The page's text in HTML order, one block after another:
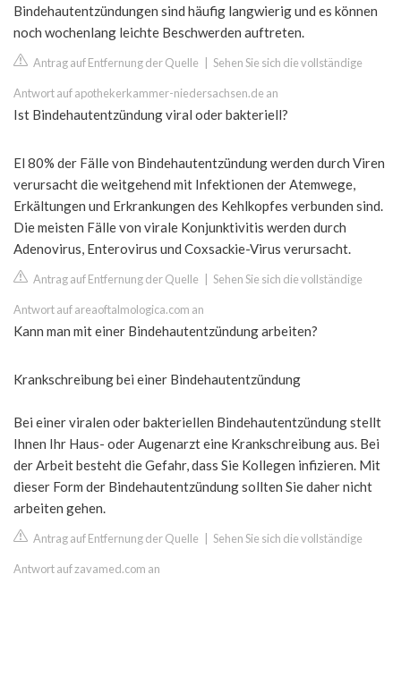
Bindehautentzündungen sind häufig langwierig und es können
noch wochenlang leichte Beschwerden auftreten.
Antrag auf Entfernung der Quelle Sehen Sie sich die vollständige
Antwort auf apothekerkammer-niedersachsen.de an
Ist Bindehautentzündung viral oder bakteriell?
El 80% der Fälle von Bindehautentzündung werden durch Viren
verursacht die weitgehend mit Infektionen der Atemwege,
Erkältungen und Erkrankungen des Kehlkopfes verbunden sind.
Die meisten Fälle von virale Konjunktivitis werden durch
Adenovirus, Enterovirus und Coxsackie-Virus verursacht.
Antrag auf Entfernung der Quelle Sehen Sie sich die vollständige
Antwort auf areaoftalmologica.com an
Kann man mit einer Bindehautentzündung arbeiten?
Krankschreibung bei einer Bindehautentzündung
Bei einer viralen oder bakteriellen Bindehautentzündung stellt
Ihnen Ihr Haus- oder Augenarzt eine Krankschreibung aus. Bei
der Arbeit besteht die Gefahr, dass Sie Kollegen infizieren. Mit
dieser Form der Bindehautentzündung sollten Sie daher nicht
arbeiten gehen.
Antrag auf Entfernung der Quelle Sehen Sie sich die vollständige
Antwort auf zavamed.com an